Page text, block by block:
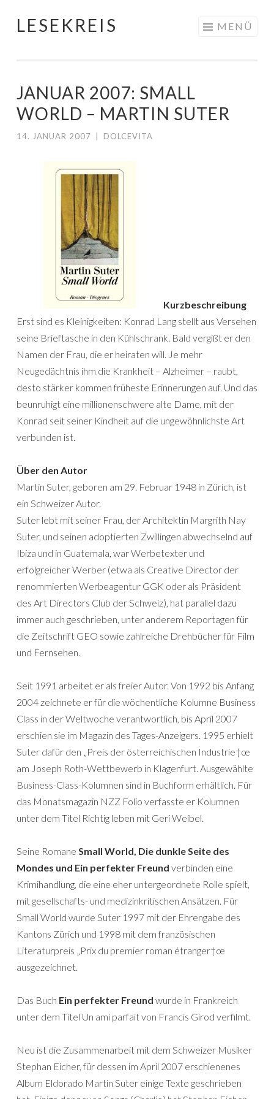
Springe
LESEKREIS MENÜ
JANUAR 2007: SMALL
WORLD – MARTIN SUTER
14. JANUAR 2007 DOLCEVITA
Kurzbeschreibung
Erst sind es Kleinigkeiten: Konrad Lang stellt aus Versehen
seine Brieftasche in den Kühlschrank. Bald vergißt er den
Namen der Frau, die er heiraten will. Je mehr
Neugedächtnis ihm die Krankheit – Alzheimer – raubt,
desto stärker kommen früheste Erinnerungen auf. Und das
beunruhigt eine millionenschwere alte Dame, mit der
Konrad seit seiner Kindheit auf die ungewöhnlichste Art
verbunden ist.
Über den Autor
Martin Suter, geboren am 29. Februar 1948 in Zürich, ist
ein Schweizer Autor.
Suter lebt mit seiner Frau, der Architektin Margrith Nay
Suter, und seinen adoptierten Zwillingen abwechselnd auf
Ibiza und in Guatemala, war Werbetexter und
erfolgreicher Werber (etwa als Creative Director der
renommierten Werbeagentur GGK oder als Präsident
des Art Directors Club der Schweiz), hat parallel dazu
immer auch geschrieben, unter anderem Reportagen für
die Zeitschrift GEO sowie zahlreiche Drehbücher für Film
und Fernsehen.
Seit 1991 arbeitet er als freier Autor. Von 1992 bis Anfang
2004 zeichnete er für die wöchentliche Kolumne Business
Class in der Weltwoche verantwortlich, bis April 2007
erschien sie im Magazin des Tages-Anzeigers. 1995 erhielt
Suter dafür den „Preis der österreichischen Industrie†œ
am Joseph Roth-Wettbewerb in Klagenfurt. Ausgewählte
Business-Class-Kolumnen sind in Buchform erhältlich. Für
das Monatsmagazin NZZ Folio verfasste er Kolumnen
unter dem Titel Richtig leben mit Geri Weibel.
Seine Romane Small World, Die dunkle Seite des
Mondes und Ein perfekter Freund verbinden eine
Krimihandlung, die eine eher untergeordnete Rolle spielt,
mit gesellschafts- und medizinkritischen Ansätzen. Für
Small World wurde Suter 1997 mit der Ehrengabe des
Kantons Zürich und 1998 mit dem französischen
Literaturpreis „Prix du premier roman étranger†œ
ausgezeichnet.
Das Buch Ein perfekter Freund wurde in Frankreich
unter dem Titel Un ami parfait von Francis Girod verfilmt.
Neu ist die Zusammenarbeit mit dem Schweizer Musiker
Stephan Eicher, für dessen im April 2007 erschienenes
Album Eldorado Martin Suter einige Texte geschrieben